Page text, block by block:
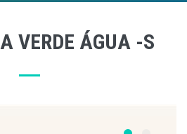
VERDE ÁGUA -S